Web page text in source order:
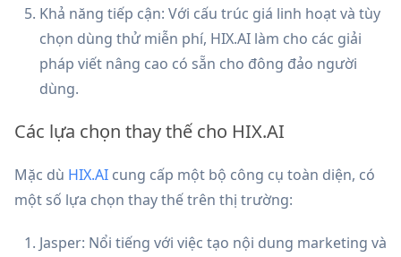
Khả năng tiếp cận: Với cấu trúc giá linh hoạt và tùy
chọn dùng thử miễn phí, HIX.AI làm cho các giải
pháp viết nâng cao có sẵn cho đông đảo người
dùng.
Các lựa chọn thay thế cho HIX.AI
Mặc dù HIX.AI cung cấp một bộ công cụ toàn diện, có
một số lựa chọn thay thế trên thị trường:
Jasper: Nổi tiếng với việc tạo nội dung marketing và